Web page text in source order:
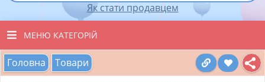
ДОДАТИ РОЗРОБКУ
ВПОДОБАНІ ТОВАРИ
Як стати продавцем
МЕНЮ КАТЕГОРІЙ
ВСІ ТОВАРИ
Головна Товари